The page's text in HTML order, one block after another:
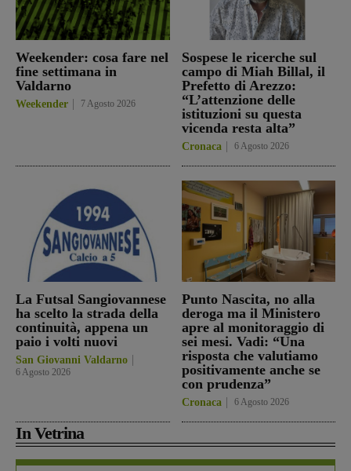
Weekender: cosa fare nel
fine settimana in
Valdarno
Weekender 7 Agosto 2026
Sospese le ricerche sul
campo di Miah Billal, il
Prefetto di Arezzo:
“L’attenzione delle
istituzioni su questa
vicenda resta alta”
Cronaca 6 Agosto 2026
La Futsal Sangiovannese
ha scelto la strada della
continuità, appena un
paio i volti nuovi
San Giovanni Valdarno
6 Agosto 2026
Punto Nascita, no alla
deroga ma il Ministero
apre al monitoraggio di
sei mesi. Vadi: “Una
risposta che valutiamo
positivamente anche se
con prudenza”
Cronaca 6 Agosto 2026
In Vetrina